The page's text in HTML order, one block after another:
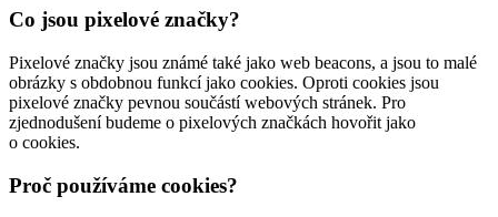
Co jsou pixelové značky?
Pixelové značky jsou známé také jako web beacons, a jsou to malé
obrázky s obdobnou funkcí jako cookies. Oproti cookies jsou
pixelové značky pevnou součástí webových stránek. Pro
zjednodušení budeme o pixelových značkách hovořit jako
o cookies.
Proč používáme cookies?